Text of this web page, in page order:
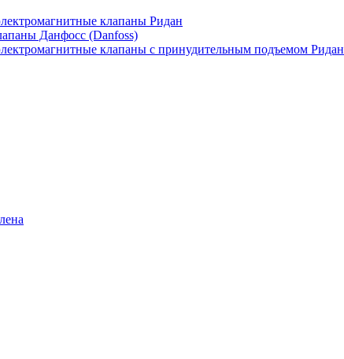
клапаны Ридан
Данфосс (Danfoss)
клапаны с принудительным подъемом Ридан